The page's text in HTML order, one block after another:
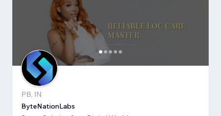
PB, IN
ByteNationLabs